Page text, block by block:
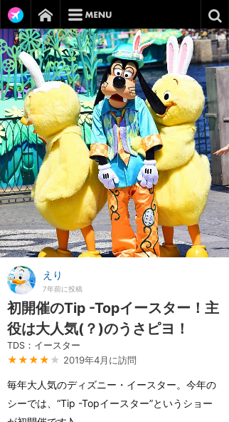
えり
7年前に投稿
初開催のTip -Topイースター！主
役は大人気(？)のうさピヨ！
TDS：イースター
★★★★ ★ 2019年4月に訪問
毎年大人気のディズニー・イースター。今年の
シーでは、“Tip -Topイースター”というショー